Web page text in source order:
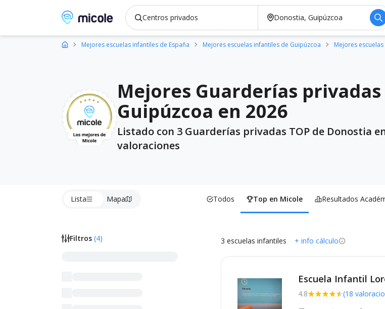
Micole, buscador de colegios
Mejores escuelas infantiles de España Mejores escuelas infantiles de Guipúzcoa Mejores
Mejores Guarderías
Guipúzcoa en 2026
Listado con 3 Guarderías privadas TOP de Donostia
valoraciones
Lista Mapa Todos Top en Micole Resultados
Filtros (4) 3 escuelas infantiles + info cálculo
Escuela Infantil
4.8 (18